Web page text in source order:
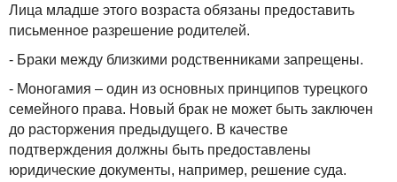
Лица младше этого возраста обязаны предоставить
письменное разрешение родителей.
- Браки между близкими родственниками запрещены.
- Моногамия – один из основных принципов турецкого
семейного права. Новый брак не может быть заключен
до расторжения предыдущего. В качестве
подтверждения должны быть предоставлены
юридические документы, например, решение суда.